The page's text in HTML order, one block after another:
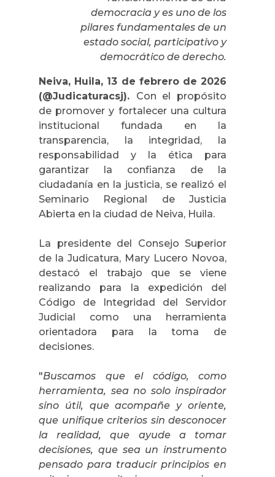
democracia y es uno de los
pilares fundamentales de un
estado social, participativo y
democrático de derecho.
Neiva, Huila, 13 de febrero de 2026
(@Judicaturacsj). Con el propósito
de promover y fortalecer una cultura
institucional fundada en la
transparencia, la integridad, la
responsabilidad y la ética para
garantizar la confianza de la
ciudadanía en la justicia, se realizó el
Seminario Regional de Justicia
Abierta en la ciudad de Neiva, Huila.
La presidente del Consejo Superior
de la Judicatura, Mary Lucero Novoa,
destacó el trabajo que se viene
realizando para la expedición del
Código de Integridad del Servidor
Judicial como una herramienta
orientadora para la toma de
decisiones.
"Buscamos que el código, como
herramienta, sea no solo inspirador
sino útil, que acompañe y oriente,
que unifique criterios sin desconocer
la realidad, que ayude a tomar
decisiones, que sea un instrumento
pensado para traducir principios en